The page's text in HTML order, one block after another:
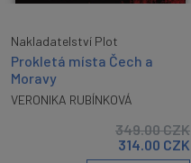
Nakladatelství Plot
Prokletá místa Čech a
Moravy
VERONIKA RUBÍNKOVÁ
349.00CZK
314.00 CZK